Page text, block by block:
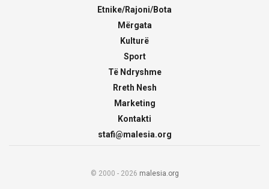
Etnike/Rajoni/Bota
Mërgata
Kulturë
Sport
Të Ndryshme
Rreth Nesh
Marketing
Kontakti
stafi@malesia.org
© 2000 - 2026 malesia.org